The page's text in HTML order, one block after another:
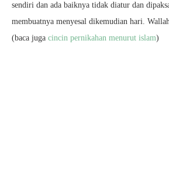
sendiri dan ada baiknya tidak diatur dan
membuatnya menyesal dikemudian hari.
(baca juga cincin pernikahan menurut islam)